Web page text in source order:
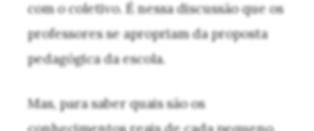
com o coletivo. É nessa discussão que os
professores se apropriam da proposta
pedagógica da escola.
Mas, para saber quais são os